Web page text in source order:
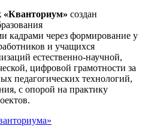
«Кванториум» создан
кадрами через формирование у
и учащихся
естественно-научной,
цифровой грамотности за
педагогических технологий,
с опорой на практику